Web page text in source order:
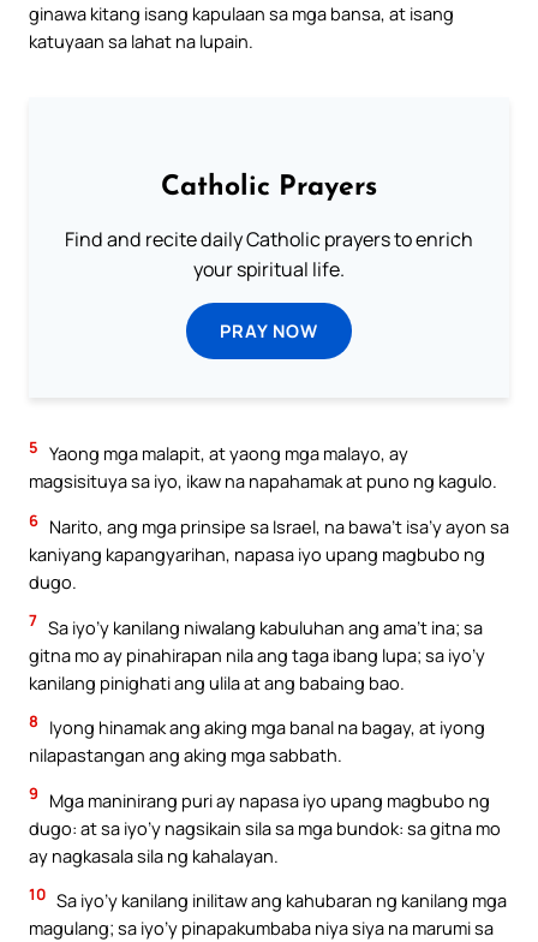
ginawa kitang isang kapulaan sa mga bansa, at isang
katuyaan sa lahat na lupain.
Catholic Prayers
Find and recite daily Catholic prayers to enrich
your spiritual life.
PRAY NOW
5 Yaong mga malapit, at yaong mga malayo, ay
magsisituya sa iyo, ikaw na napahamak at puno ng kagulo.
6 Narito, ang mga prinsipe sa Israel, na bawa’t isa’y ayon sa
kaniyang kapangyarihan, napasa iyo upang magbubo ng
dugo.
7 Sa iyo’y kanilang niwalang kabuluhan ang ama’t ina; sa
gitna mo ay pinahirapan nila ang taga ibang lupa; sa iyo’y
kanilang pinighati ang ulila at ang babaing bao.
8
Iyong hinamak ang aking mga banal na bagay, at iyong
nilapastangan ang aking mga sabbath.
9
Mga maninirang puri ay napasa iyo upang magbubo ng
dugo: at sa iyo’y nagsikain sila sa mga bundok: sa gitna mo
ay nagkasala sila ng kahalayan.
10 Sa iyo’y kanilang inilitaw ang kahubaran ng kanilang mga
magulang; sa iyo’y pinapakumbaba niya siya na marumi sa